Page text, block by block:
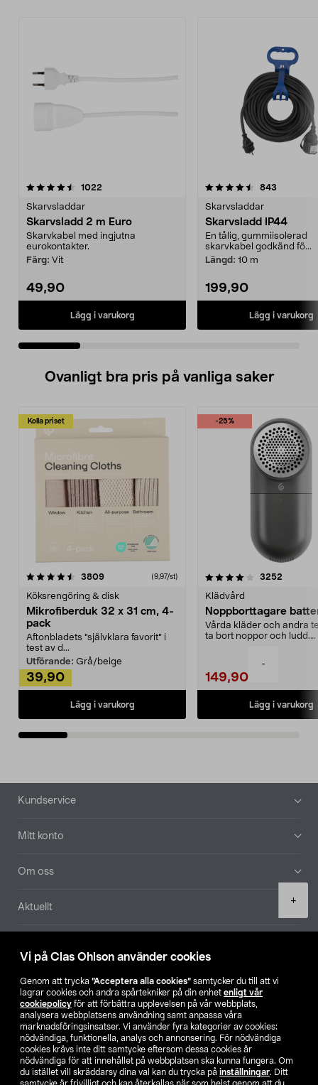
Vi på Clas Ohlson använder cookies
Genom att trycka ”Acceptera alla cookies” samtycker du till att vi
lagrar cookies och andra spårtekniker på din enhet enligt vår
cookiepolicy för att förbättra upplevelsen på vår webbplats,
analysera webbplatsens användning samt anpassa våra
marknadsföringsinsatser. Vi använder fyra kategorier av cookies:
nödvändiga, funktionella, analys och annonsering. För nödvändiga
cookies krävs inte ditt samtycke eftersom dessa cookies är
nödvändiga för att innehållet på webbplatsen ska kunna fungera. Om
du istället vill skräddarsy dina val kan du trycka på inställningar. Ditt
-
+
1022
Skarvsladdar
Skarvsladd 2 m Euro
Skarvkabel med ingjutna
eurokontakter.
Färg: Vit
49,90
Lägg i varukorg
4.5 av 5 stjärnor 843
Skarvsladdar
Skarvsladd IP44
En tålig, gummiisolerad
skarvkabel godkänd fö...
Längd: 10 m
199,90
Lägg i varukorg
4.5 av 5 stjärnor
Ovanligt bra pris på vanliga saker
Kolla priset
3809recensioner (9,97/st)
Köksrengöring & disk
Mikrofiberduk 32 x 31 cm, 4-
pack
Aftonbladets "självklara favorit” i
test av d...
Utförande: Grå/beige
39,90
Lägg i varukorg
-25%
4.0av 5 stjärnor 3252
Klädvård
Noppborttagare
Vårda kläder och andra
ta bort noppor och ludd.
149,90
Lägg i varukorg
4.5av 5 stjärnor
Sidfot
Kundservice
Mitt konto
Om oss
Aktuellt
Hitta butik
SE NO FI